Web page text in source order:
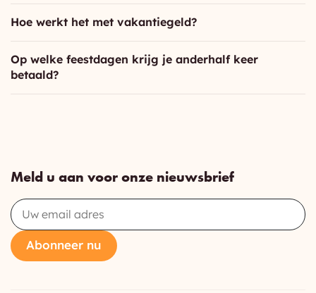
Hoe werkt het met vakantiegeld?
Op welke feestdagen krijg je anderhalf keer
betaald?
Meld u aan voor onze nieuwsbrief
Email
Abonneer nu